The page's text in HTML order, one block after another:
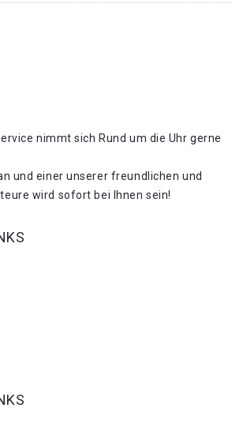
nimmt sich Rund um die Uhr gerne
und einer unserer freundlichen und
wird sofort bei Ihnen sein!